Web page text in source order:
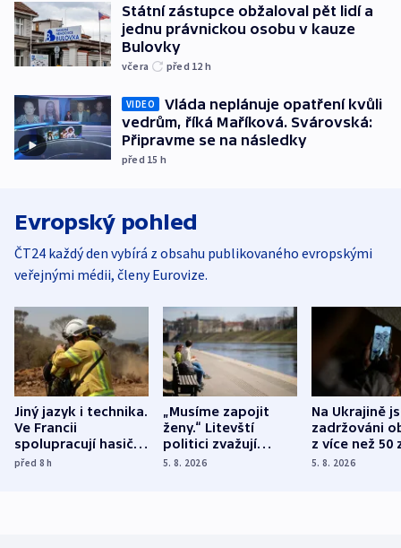
Státní zástupce obžaloval pět lidí a
jednu právnickou osobu v kauze
Bulovky
včera před 12 h
VIDEO
Vláda neplánuje opatření kvůli
vedrům, říká Maříková. Svárovská:
Připravme se na následky
před 15 h
Evropský pohled
ČT24 každý den vybírá z obsahu publikovaného evropskými
veřejnými médii, členy Eurovize.
Jiný jazyk i technika.
Ve Francii
spolupracují hasiči z
různých zemí
před 8h
„Musíme zapojit
ženy.“ Litevští
politici zvažují
dohodu o
5. 8. 2026
Na Ukrajině
zadržováni
z více než 50
Bojovali na
5. 8. 2026